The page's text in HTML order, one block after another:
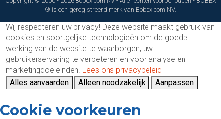
® is een geregistreerd merk van Bobex.com NV.
Wij respecteren uw privacy! Deze website maakt gebruik van
cookies en soortgelijke technologieën om de goede
werking van de website te waarborgen, uw
gebruikerservaring te verbeteren en voor analyse en
marketingdoeleinden. Lees ons privacybeleid
Alles aanvaarden
Alleen noodzakelijk Aanpassen
Cookie voorkeuren